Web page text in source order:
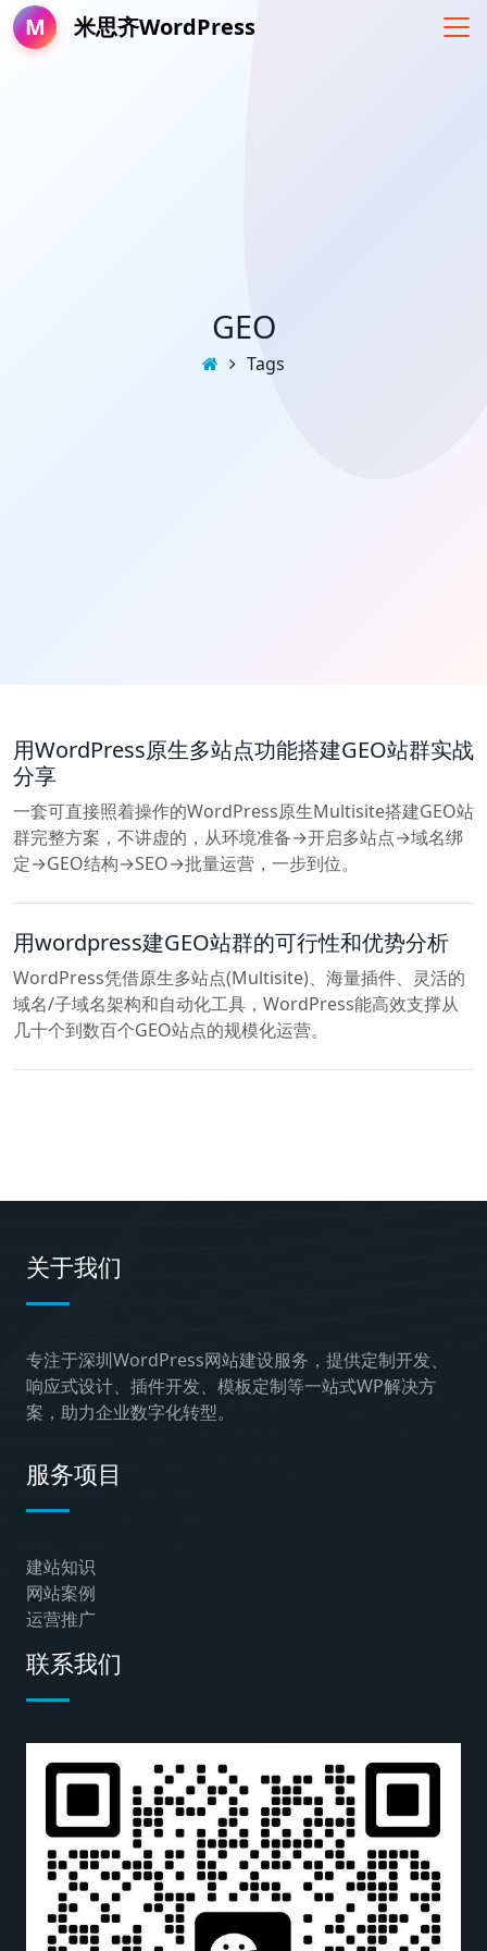
M 米思齐WordPress
GEO
Tags
用WordPress原生多站点功能搭建GEO站群实战
分享
一套可直接照着操作的WordPress原生Multisite搭建GEO站
群完整方案，不讲虚的，从环境准备→开启多站点→域名绑
定→GEO结构→SEO→批量运营，一步到位。
用wordpress建GEO站群的可行性和优势分析
WordPress凭借原生多站点(Multisite)、海量插件、灵活的
域名/子域名架构和自动化工具，WordPress能高效支撑从
几十个到数百个GEO站点的规模化运营。
关于我们
专注于深圳WordPress网站建设服务，提供定制开发、
响应式设计、插件开发、模板定制等一站式WP解决方
案，助力企业数字化转型。
服务项目
建站知识
网站案例
运营推广
联系我们